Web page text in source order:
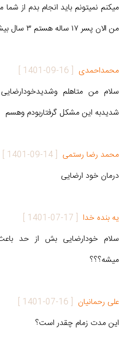
میکنم نمیتونم باید انجام بدم از شما
من الان پسر ۱۷ ساله هستم ۳ سال بیشتر ادامه داره از بچه گی
محمداحمدی [
1401-09-16
]
سلام من متاهلم
شدیدبه این مشکل گرفتاربودم وهسم
محمد رضا رستمی [
1401-09-14
]
درمان خود ارضایی
یه بنده خدا [
1401-07-17
]
سلام خودارضایی بش از حد
میشه؟؟؟
علی رحمانیان [
1401-07-16
]
این مدت زمام چقدر است؟